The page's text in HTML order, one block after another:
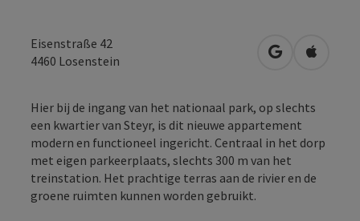
Eisenstraße 42
4460 Losenstein Openen in
Hier bij de ingang van het nationaal park, op slechts
een kwartier van Steyr, is dit nieuwe appartement
modern en functioneel ingericht. Centraal in het dorp
met eigen parkeerplaats, slechts 300 m van het
treinstation. Het prachtige terras aan de rivier en de
groene ruimten kunnen worden gebruikt.